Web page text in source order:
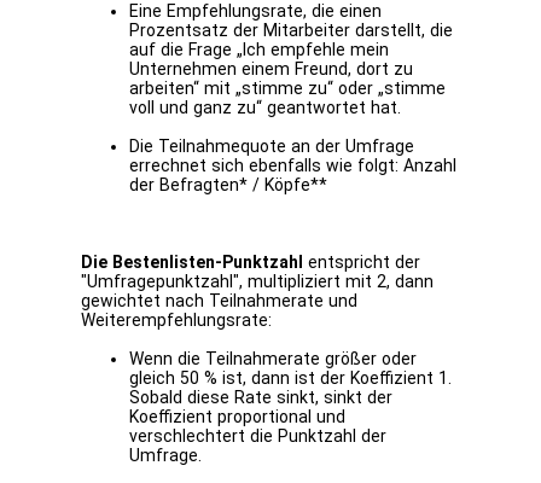
Eine Empfehlungsrate, die einen
Prozentsatz der Mitarbeiter darstellt, die
auf die Frage „Ich empfehle mein
Unternehmen einem Freund, dort zu
arbeiten“ mit „stimme zu“ oder „stimme
voll und ganz zu“ geantwortet hat.
Die Teilnahmequote an der Umfrage
errechnet sich ebenfalls wie folgt: Anzahl
der Befragten* / Köpfe**
Die Bestenlisten-Punktzahl entspricht der
"Umfragepunktzahl", multipliziert mit 2, dann
gewichtet nach Teilnahmerate und
Weiterempfehlungsrate:
Wenn die Teilnahmerate größer oder
gleich 50 % ist, dann ist der Koeffizient 1.
Sobald diese Rate sinkt, sinkt der
Koeffizient proportional und
verschlechtert die Punktzahl der
Umfrage.